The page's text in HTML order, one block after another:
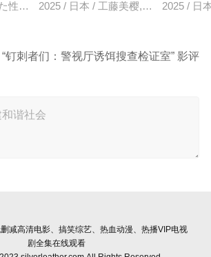
性格の仁菜子は、まだ恋という感情を知
2025 / 日本 / 工藤美樱,山中柔太朗,
2025 / 日
钉刺者们：警视厅诱饵搜查检证室” 影评
减高清电影、搞笑综艺、热血动漫、热播VIP电视
剧全集在线观看